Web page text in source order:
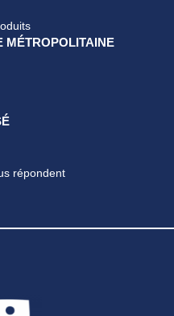
MÉTROPOLITAINE
répondent